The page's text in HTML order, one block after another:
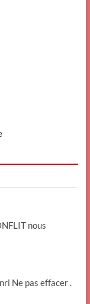
nous
Ne pas effacer .